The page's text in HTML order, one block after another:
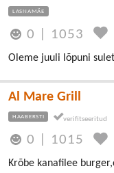
LASNAMÄE
0 1053
Oleme juuli lõpuni
Al Mare Grill
HAABERSTI
0 1015
Krõbe kanafilee